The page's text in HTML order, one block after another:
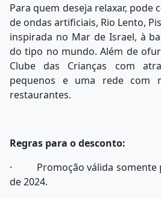
Para quem deseja relaxar, pode
de ondas artificiais, Rio Lento,
inspirada no Mar de Israel, à
do tipo no mundo. Além de
Clube das Crianças com
pequenos e uma rede com
restaurantes.
Regras para o desconto:
· Promoção válida somente
de 2024.